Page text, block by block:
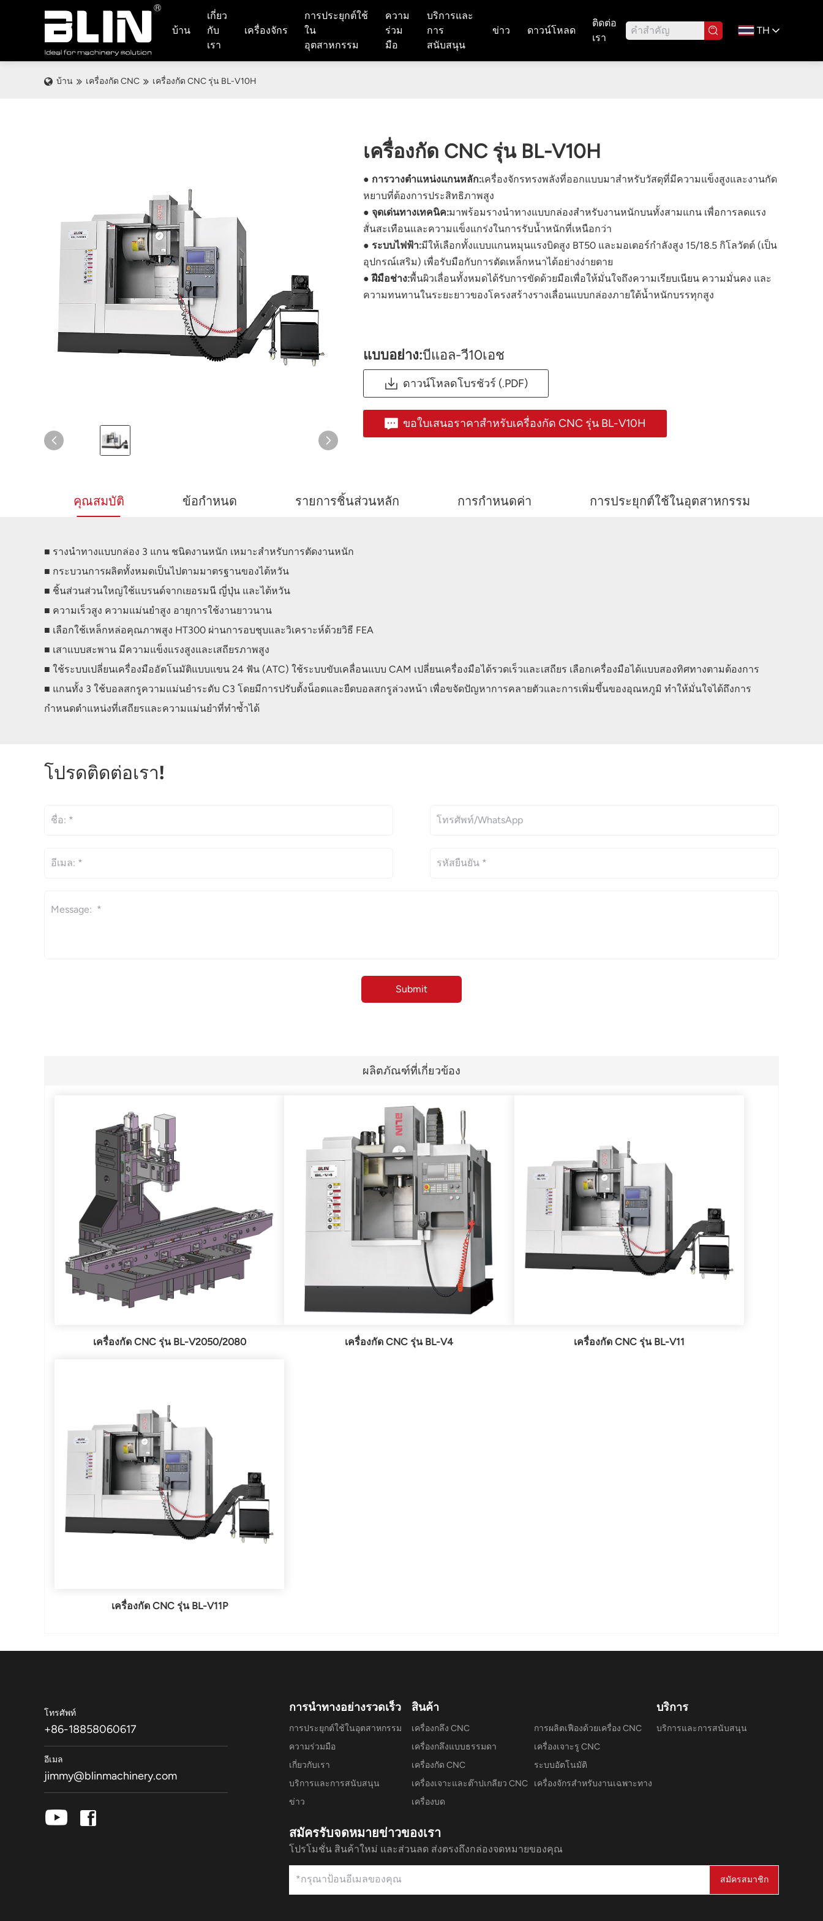
บ้าน
เกี่ยว
กับ
เรา
เครื่องจักร
การประยุกต์ใช้
ใน
อุตสาหกรรม
ความ
ร่วม
มือ
บริการและ
การ
สนับสนุน
ข่าว ดาวน์โหลด
ติดต่อ
เรา
TH
บ้าน เครื่องกัด CNC เครื่องกัด CNC รุ่น BL-V10H
เครื่องกัด CNC รุ่น BL-V10H
● การวางตำแหน่งแกนหลัก:เครื่องจักรทรงพลังที่ออกแบบมาสำหรับวัสดุที่มีความแข็งสูงและงานกัด
หยาบที่ต้องการประสิทธิภาพสูง
● จุดเด่นทางเทคนิค:มาพร้อมรางนำทางแบบกล่องสำหรับงานหนักบนทั้งสามแกน เพื่อการลดแรง
สั่นสะเทือนและความแข็งแกร่งในการรับน้ำหนักที่เหนือกว่า
● ระบบไฟฟ้า:มีให้เลือกทั้งแบบแกนหมุนแรงบิดสูง BT50 และมอเตอร์กำลังสูง 15/18.5 กิโลวัตต์ (เป็น
อุปกรณ์เสริม) เพื่อรับมือกับการตัดเหล็กหนาได้อย่างง่ายดาย
● ฝีมือช่าง:พื้นผิวเลื่อนทั้งหมดได้รับการขัดด้วยมือเพื่อให้มั่นใจถึงความเรียบเนียน ความมั่นคง และ
ความทนทานในระยะยาวของโครงสร้างรางเลื่อนแบบกล่องภายใต้น้ำหนักบรรทุกสูง
แบบอย่าง:บีแอล-วี10เอช
ขอใบเสนอราคาสำหรับเครื่องกัด CNC รุ่น BL-V10H
ดาวน์โหลดโบรชัวร์ (.PDF)
คุณสมบัติ ข้อกำหนด รายการชิ้นส่วนหลัก การกำหนดค่า การประยุกต์ใช้ในอุตสาหกรรม
■ รางนำทางแบบกล่อง 3 แกน ชนิดงานหนัก เหมาะสำหรับการตัดงานหนัก
■ กระบวนการผลิตทั้งหมดเป็นไปตามมาตรฐานของไต้หวัน
■ ชิ้นส่วนส่วนใหญ่ใช้แบรนด์จากเยอรมนี ญี่ปุ่น และไต้หวัน
■ ความเร็วสูง ความแม่นยำสูง อายุการใช้งานยาวนาน
■ เลือกใช้เหล็กหล่อคุณภาพสูง HT300 ผ่านการอบชุบและวิเคราะห์ด้วยวิธี FEA
■ เสาแบบสะพาน มีความแข็งแรงสูงและเสถียรภาพสูง
■ ใช้ระบบเปลี่ยนเครื่องมืออัตโนมัติแบบแขน 24 ฟัน (ATC) ใช้ระบบขับเคลื่อนแบบ CAM เปลี่ยนเครื่องมือได้รวดเร็วและเสถียร เลือกเครื่องมือได้แบบสองทิศทางตามต้องการ
■ แกนทั้ง 3 ใช้บอลสกรูความแม่นยำระดับ C3 โดยมีการปรับตั้งน็อตและยืดบอลสกรูล่วงหน้า เพื่อขจัดปัญหาการคลายตัวและการเพิ่มขึ้นของอุณหภูมิ ทำให้มั่นใจได้ถึงการ
กำหนดตำแหน่งที่เสถียรและความแม่นยำที่ทำซ้ำได้
โปรดติดต่อเรา!
ผลิตภัณฑ์ที่เกี่ยวข้อง
เครื่องกัด CNC รุ่น BL-V2050/2080 เครื่องกัด CNC รุ่น BL-V4 เครื่องกัด CNC รุ่น BL-V11
เครื่องกัด CNC รุ่น BL-V11P
โทรศัพท์
+86-18858060617
อีเมล
jimmy@blinmachinery.com
การนำทางอย่างรวดเร็ว
การประยุกต์ใช้ในอุตสาหกรรม
ความร่วมมือ
เกี่ยวกับเรา
บริการและการสนับสนุน
ข่าว
สินค้า
เครื่องกลึง CNC
เครื่องกลึงแบบธรรมดา
เครื่องกัด CNC
เครื่องเจาะและต๊าปเกลียว CNC
เครื่องบด
การผลิตเฟืองด้วยเครื่อง CNC
เครื่องเจาะรู CNC
ระบบอัตโนมัติ
เครื่องจักรสำหรับงานเฉพาะทาง
บริการ
บริการและการสนับสนุน
สมัครรับจดหมายข่าวของเรา
โปรโมชั่น สินค้าใหม่ และส่วนลด ส่งตรงถึงกล่องจดหมายของคุณ
สมัครสมาชิก